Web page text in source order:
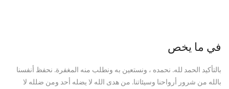
في ما يخص
بالتأكيد الحمد لله. نحمده ، ونستعين به ونطلب منه المغفرة. نحفظ أنفسنا
بالله من شرور أرواحنا وسيئاتنا. من هدى الله لا يضله أحد ومن ضلله لا